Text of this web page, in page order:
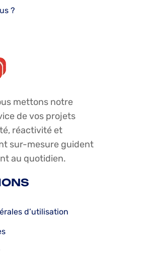
?
mettons notre
de vos projets
réactivité et
sur-mesure guident
au quotidien.
d’utilisation